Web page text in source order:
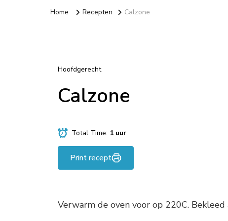
Home Recepten Calzone
Hoofdgerecht
Calzone
Total Time: 1 uur
Print recept
Verwarm de oven voor op 220C.